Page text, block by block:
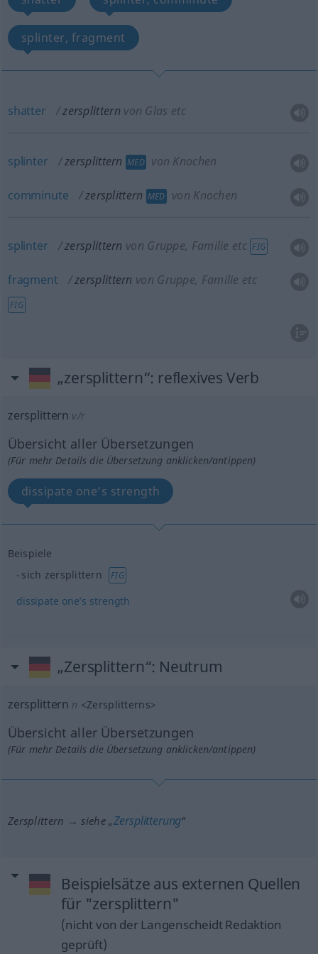
splinter, fragment
shatter zersplittern von Glas etc
splinter zersplittern MED von Knochen
comminute zersplittern MED von Knochen
splinter zersplittern von Gruppe, Familie etc FIG
fragment zersplittern von Gruppe, Familie etc
FIG
„zersplittern“: reflexives Verb
zersplittern v/r
Übersicht aller Übersetzungen
(Für mehr Details die Übersetzung anklicken/antippen)
dissipate one’s strength
Beispiele
sich zersplittern
FIG
dissipate one’s strength
„Zersplittern“: Neutrum
zersplittern n <Zersplitterns>
Übersicht aller Übersetzungen
(Für mehr Details die Übersetzung anklicken/antippen)
Zersplittern → siehe „Zersplitterung“
Beispielsätze aus externen Quellen
für "zersplittern"
(nicht von der Langenscheidt Redaktion
geprüft)